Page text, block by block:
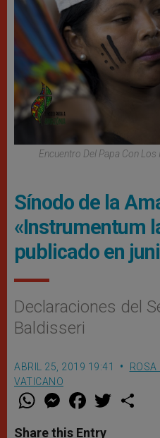
Encuentro Del Papa Con
Sínodo de la
«Instrumentum
publicado en
Declaraciones del
Baldisseri
ABRIL 25, 2019 19:41 ROSA
VATICANO
W
t
M
e
s
F
a
e
w
Share this Entry